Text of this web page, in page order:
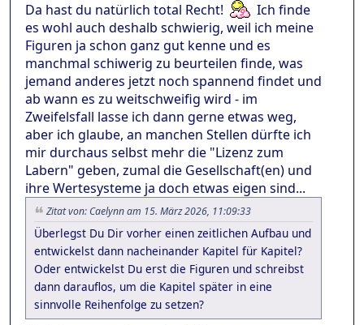
Da hast du natürlich total Recht!
Ich finde
es wohl auch deshalb schwierig, weil ich meine
Figuren ja schon ganz gut kenne und es
manchmal schiwerig zu beurteilen finde, was
jemand anderes jetzt noch spannend findet und
ab wann es zu weitschweifig wird - im
Zweifelsfall lasse ich dann gerne etwas weg,
aber ich glaube, an manchen Stellen dürfte ich
mir durchaus selbst mehr die "Lizenz zum
Labern" geben, zumal die Gesellschaft(en) und
ihre Wertesysteme ja doch etwas eigen sind...
Zitat von: Caelynn am 15. März 2026, 11:09:33
Überlegst Du Dir vorher einen zeitlichen Aufbau und
entwickelst dann nacheinander Kapitel für Kapitel?
Oder entwickelst Du erst die Figuren und schreibst
dann darauflos, um die Kapitel später in eine
sinnvolle Reihenfolge zu setzen?